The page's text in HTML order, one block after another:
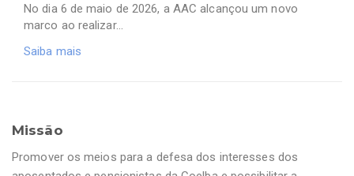
No dia 6 de maio de 2026, a AAC alcançou um novo
marco ao realizar…
Saiba mais
Missão
Promover os meios para a defesa dos interesses dos